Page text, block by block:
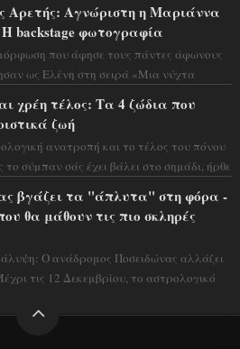
Αρετής: Αγνώριστη η Μαριάννα
backstage φωτογραφία
που άφησε τους πάντες άφωνους
ως Ελένη στη σειρά «Μια νύχτα
χρέη τέλος: Τα 4 ζώδια που
ζωή
ανατροπή και το τέλος του πόνου
σύμπαν σάς έχει βάλει στο σημάδι, ήρθε
βγάζει τα "άπλυτα" στη φόρα -
θα μάθουν τις πιο σκληρές
Ο ανάδρομος Ποσειδώνας αλλάζει
τις 12 Δεκεμβρίου, το αστρολογικό